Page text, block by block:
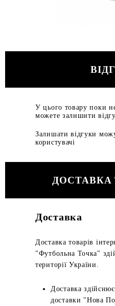
У цього товару поки
можете залишити
Залишати відгуки
користувачі
ДОСТАВКА
Доставка
Доставка товарів
"Футбольна Точка"
території України.
Доставка
доставки "Нова